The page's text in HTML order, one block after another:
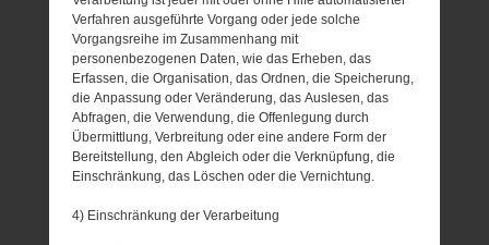
Verfahren ausgeführte Vorgang oder jede solche
Vorgangsreihe im Zusammenhang mit
personenbezogenen Daten, wie das Erheben, das
Erfassen, die Organisation, das Ordnen, die Speicherung,
die Anpassung oder Veränderung, das Auslesen, das
Abfragen, die Verwendung, die Offenlegung durch
Übermittlung, Verbreitung oder eine andere Form der
Bereitstellung, den Abgleich oder die Verknüpfung, die
Einschränkung, das Löschen oder die Vernichtung.
4) Einschränkung der Verarbeitung